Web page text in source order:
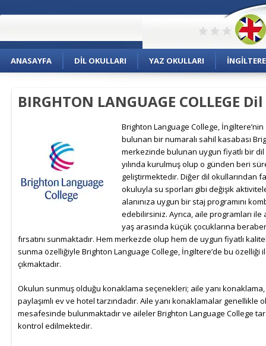
ANASAYFA DIL OKULLARI YAZ OKULLARI
BIRGHTON LANGUAGE COLLEGE
Brighton Language College,
bulunan bir numaralı sahil kasabası
merkezinde bulunan uygun fiyatlı bir
yılında kurulmuş olup o günden beri
geliştirmektedir. Diğer dil okullarından
okuluyla su sporları gibi değişik
alanınıza uygun bir staj programını
edebilirsiniz. Ayrıca, aile programları ile
yaş arasında küçük çocuklarına
fırsatını sunmaktadır. Hem merkezde olup hem de uygun fiyatlı
sunma özelliğiyle Brighton Language College, İngiltere’de bu özelliği
çıkmaktadır.
Okulun sunmuş olduğu konaklama seçenekleri; aile yanı
paylaşımlı ev ve hotel tarzındadır. Aile yanı konaklamalar genellikle
mesafesinde bulunmaktadır ve aileler Brighton Language College
kontrol edilmektedir.